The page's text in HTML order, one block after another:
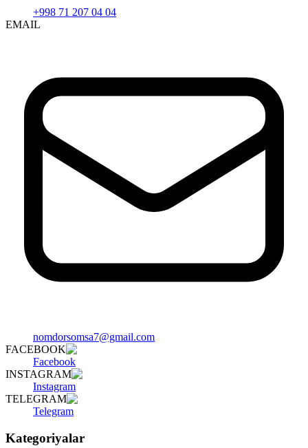
+998 71 207 04 04
EMAIL
nomdorsomsa7@gmail.com
FACEBOOK
Facebook
INSTAGRAM
Instagram
TELEGRAM
Telegram
Kategoriyalar